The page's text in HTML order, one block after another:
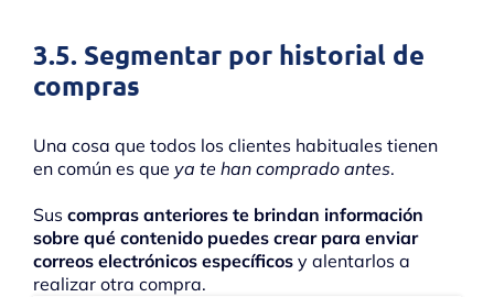
3.5. Segmentar por historial de
compras
Una cosa que todos los clientes habituales tienen
en común es que ya te han comprado antes.
Sus compras anteriores te brindan información
sobre qué contenido puedes crear para enviar
correos electrónicos específicos y alentarlos a
realizar otra compra.